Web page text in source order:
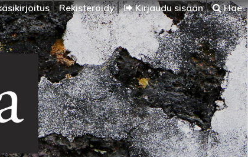
Rekisteröidy Kirjaudu sisään Hae